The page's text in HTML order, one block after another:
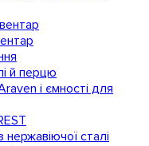
й перцю
і ємності для
нержавіючої сталі